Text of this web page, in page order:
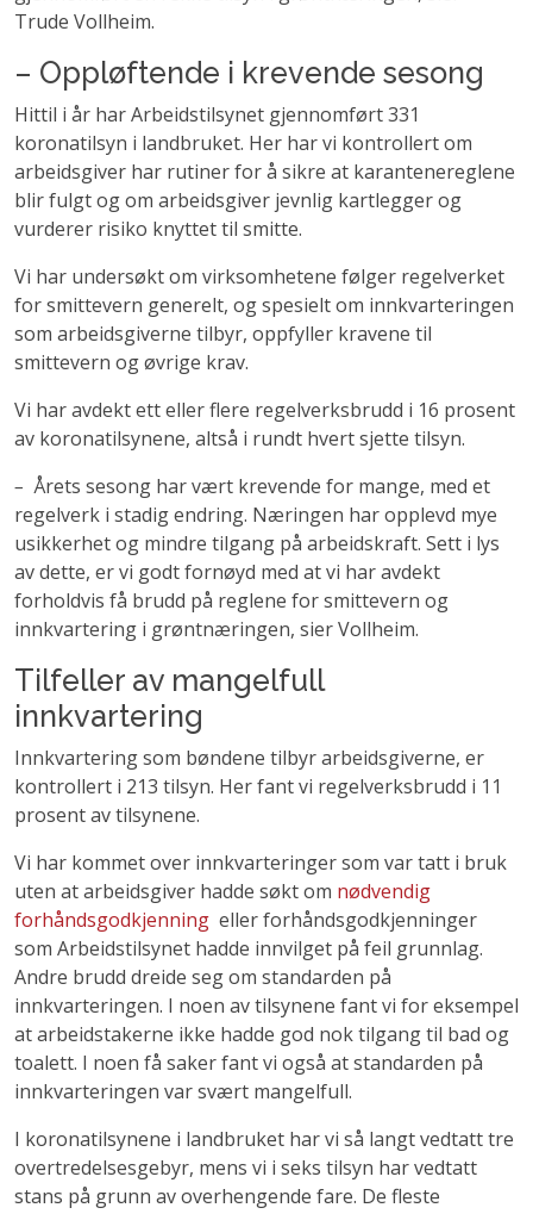
Trude Vollheim.
– Oppløftende i krevende sesong
Hittil i år har Arbeidstilsynet gjennomført 331
koronatilsyn i landbruket. Her har vi kontrollert om
arbeidsgiver har rutiner for å sikre at karantenereglene
blir fulgt og om arbeidsgiver jevnlig kartlegger og
vurderer risiko knyttet til smitte.
Vi har undersøkt om virksomhetene følger regelverket
for smittevern generelt, og spesielt om innkvarteringen
som arbeidsgiverne tilbyr, oppfyller kravene til
smittevern og øvrige krav.
Vi har avdekt ett eller flere regelverksbrudd i 16 prosent
av koronatilsynene, altså i rundt hvert sjette tilsyn.
– Årets sesong har vært krevende for mange, med et
regelverk i stadig endring. Næringen har opplevd mye
usikkerhet og mindre tilgang på arbeidskraft. Sett i lys
av dette, er vi godt fornøyd med at vi har avdekt
forholdvis få brudd på reglene for smittevern og
innkvartering i grøntnæringen, sier Vollheim.
Tilfeller av mangelfull
innkvartering
Innkvartering som bøndene tilbyr arbeidsgiverne, er
kontrollert i 213 tilsyn. Her fant vi regelverksbrudd i 11
prosent av tilsynene.
Vi har kommet over innkvarteringer som var tatt i bruk
uten at arbeidsgiver hadde søkt om nødvendig
forhåndsgodkjenning eller forhåndsgodkjenninger
som Arbeidstilsynet hadde innvilget på feil grunnlag.
Andre brudd dreide seg om standarden på
innkvarteringen. I noen av tilsynene fant vi for eksempel
at arbeidstakerne ikke hadde god nok tilgang til bad og
toalett. I noen få saker fant vi også at standarden på
innkvarteringen var svært mangelfull.
I koronatilsynene i landbruket har vi så langt vedtatt tre
overtredelsesgebyr, mens vi i seks tilsyn har vedtatt
stans på grunn av overhengende fare. De fleste